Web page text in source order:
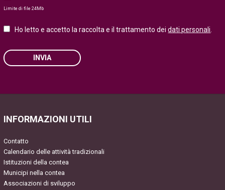
Limite di file 24Mb
Ho letto e accetto la raccolta e il trattamento deidati personali.
INVIA
INFORMAZIONI UTILI
Contatto
Calendario delle attività tradizionali
Istituzioni della contea
Municipi nella contea
Associazioni di sviluppo